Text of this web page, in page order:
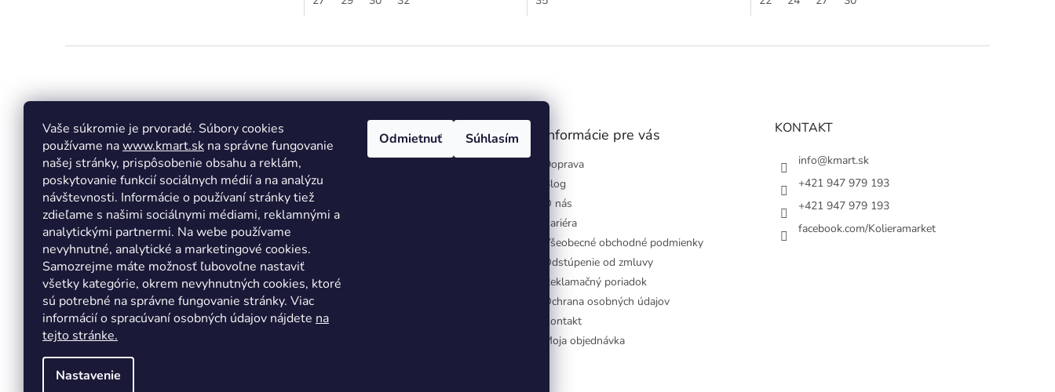
Vaše súkromie je prvoradé. Súbory cookies
používame nawww.kmart.sk na správne fungovanie
našej stránky, prispôsobenie obsahu a reklám,
poskytovanie funkcií sociálnych médií a na analýzu
návštevnosti. Informácie o používaní stránky tiež
zdieľame s našimi sociálnymi médiami, reklamnými a
analytickými partnermi. Na webe používame
nevyhnutné, analytické a marketingové cookies.
Samozrejme máte možnosť ľubovoľne nastaviť
všetky kategórie, okrem nevyhnutných cookies, ktoré
sú potrebné na správne fungovanie stránky. Viac
informácií o spracúvaní osobných údajov nájdete na
tejto stránke.
Nastavenie
Odmietnuť Súhlasím
Facebook Informácie pre vás
Doprava
Blog
O nás
Kariéra
Všeobecné obchodné podmienky
Odstúpenie od zmluvy
Reklamačný poriadok
Ochrana osobných údajov
Kontakt
Moja objednávka
KONTAKT
info@kmart.sk
+421 947 979 193
+421 947 979 193
facebook.com/Kolieramarket